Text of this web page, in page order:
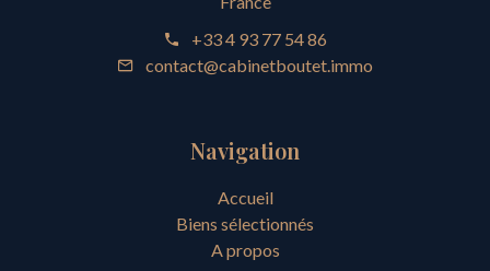
+33 4 93 77 54 86
contact@cabinetboutet.immo
Navigation
Accueil
Biens sélectionnés
A propos